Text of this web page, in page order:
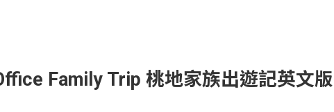
Family Trip 桃地家族出遊記英文版